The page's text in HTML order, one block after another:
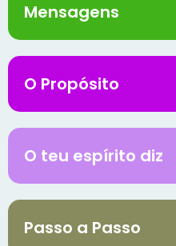
Mensagens
O Propósito
O teu espírito diz
Passo a Passo